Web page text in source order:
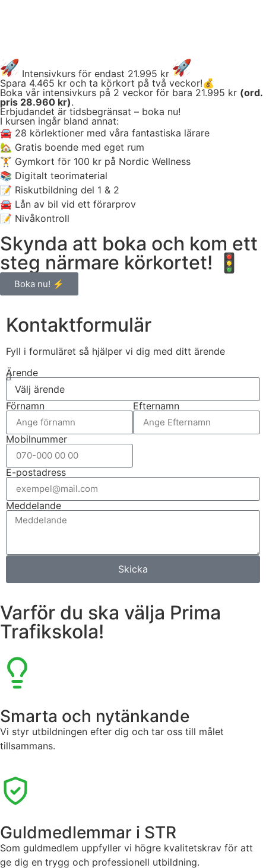
Intensivkurs för endast 21.995 kr
Spara 4.465 kr och ta körkort på två veckor!💰
Boka vår intensivkurs på 2 veckor för bara 21.995 kr (ord.
pris 28.960 kr).
Erbjudandet är tidsbegränsat – boka nu!
I kursen ingår bland annat:
🚘 28 körlektioner med våra fantastiska lärare
🏡 Gratis boende med eget rum
🏋️ Gymkort för 100 kr på Nordic Wellness
📚 Digitalt teorimaterial
📝 Riskutbildning del 1 & 2
🚘 Lån av bil vid ett förarprov
📝 Nivåkontroll
Skynda att boka och kom ett
steg närmare körkortet! 🚦
Boka nu! ⚡️
Kontaktformulär
Fyll i formuläret så hjälper vi dig med ditt ärende
Ärende
Förnamn Efternamn
Mobilnummer
E-postadress
Meddelande
Skicka
Varför du ska välja Prima
Trafikskola!
Smarta och nytänkande
Vi styr utbildningen efter dig och tar oss till målet
tillsammans.
Guldmedlemmar i STR
Som guldmedlem uppfyller vi högre kvalitetskrav för att
ge dig en trygg och professionell utbildning.